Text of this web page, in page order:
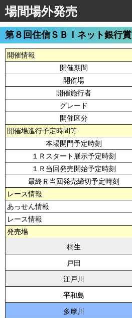
場間場外発売
第８回住信ＳＢＩネット銀行賞
開催情報
開催期間
開催場
開催施行者
グレード
開催区分
開催場進行予定時間等
本場開門予定時刻
１Ｒスタート展示予定時刻
１Ｒ当回発売開始予定時刻
最終Ｒ当回発売締切予定時刻
レース情報
あっせん情報
レース情報
発売場
桐生
戸田
江戸川
平和島
多摩川